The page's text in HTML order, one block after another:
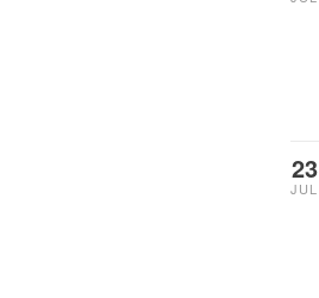
23
JUL